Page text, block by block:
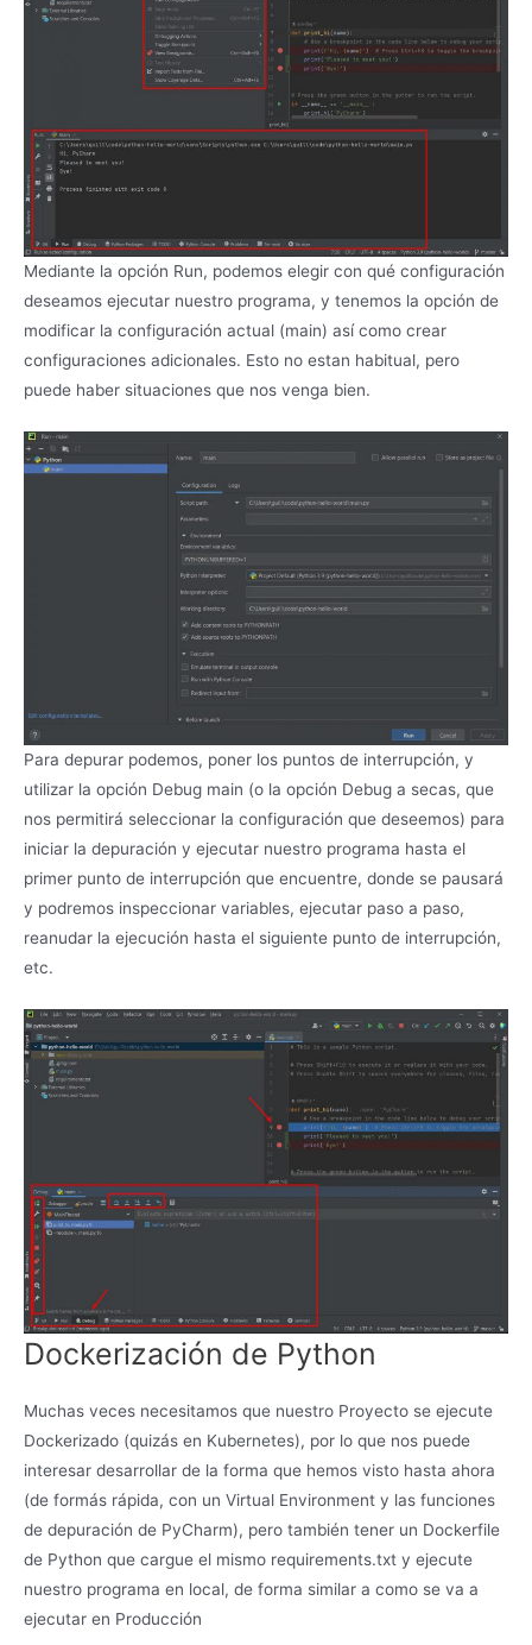
Mediante la opción Run, podemos elegir con qué configuración
deseamos ejecutar nuestro programa, y tenemos la opción de
modificar la configuración actual (main) así como crear
configuraciones adicionales. Esto no estan habitual, pero
puede haber situaciones que nos venga bien.
Para depurar podemos, poner los puntos de interrupción, y
utilizar la opción Debug main (o la opción Debug a secas, que
nos permitirá seleccionar la configuración que deseemos) para
iniciar la depuración y ejecutar nuestro programa hasta el
primer punto de interrupción que encuentre, donde se pausará
y podremos inspeccionar variables, ejecutar paso a paso,
reanudar la ejecución hasta el siguiente punto de interrupción,
etc.
Dockerización de Python
Muchas veces necesitamos que nuestro Proyecto se ejecute
Dockerizado (quizás en Kubernetes), por lo que nos puede
interesar desarrollar de la forma que hemos visto hasta ahora
(de formás rápida, con un Virtual Environment y las funciones
de depuración de PyCharm), pero también tener un Dockerfile
de Python que cargue el mismo requirements.txt y ejecute
nuestro programa en local, de forma similar a como se va a
ejecutar en Producción